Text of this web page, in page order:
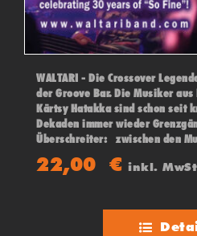
WALTARI - Die Crossover
der Groove Bar. Die Musiker
Kärtsy Hatakka sind schon seit
Dekaden immer wieder
Überschreiter: zwischen den
ein Muss für den „Über-den-
22,00€ inkl.